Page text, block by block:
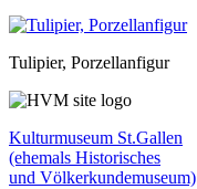
Tulipier, Porzellanfigur
Kulturmuseum St.Gallen
(ehemals Historisches
und Völkerkundemuseum)